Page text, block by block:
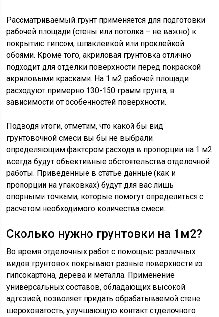
Рассматриваемый грунт применяется для подготовки
рабочей площади (стены или потолка – не важно) к
покрытию гипсом, шпаклевкой или проклейкой
обоями. Кроме того, акриловая грунтовка отлично
подходит для отделки поверхности перед покраской
акриловыми красками. На 1 м2 рабочей площади
расходуют примерно 130-150 грамм грунта, в
зависимости от особенностей поверхности.
Подводя итоги, отметим, что какой бы вид
грунтовочной смеси вы бы не выбрали,
определяющим фактором расхода в пропорции на 1 м2
всегда будут объективные обстоятельства отделочной
работы. Приведенные в статье данные (как и
пропорции на упаковках) будут для вас лишь
опорными точками, которые помогут определиться с
расчетом необходимого количества смеси.
Сколько нужно грунтовки на 1м2?
Во время отделочных работ с помощью различных
видов грунтовок покрывают разные поверхности из
гипсокартона, дерева и металла. Применение
универсальных составов, обладающих высокой
адгезией, позволяет придать обрабатываемой стене
шероховатость, улучшающую контакт отделочного